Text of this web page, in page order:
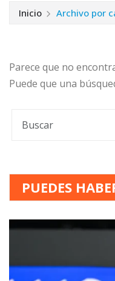
Inicio Archivo por
Parece que no
Puede que una
PUEDES